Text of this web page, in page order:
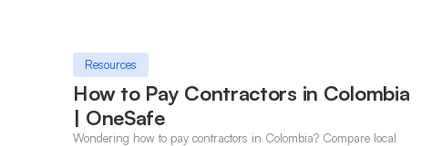
Resources
How to Pay Contractors in Colombia
| OneSafe
Wondering how to pay contractors in Colombia? Compare local